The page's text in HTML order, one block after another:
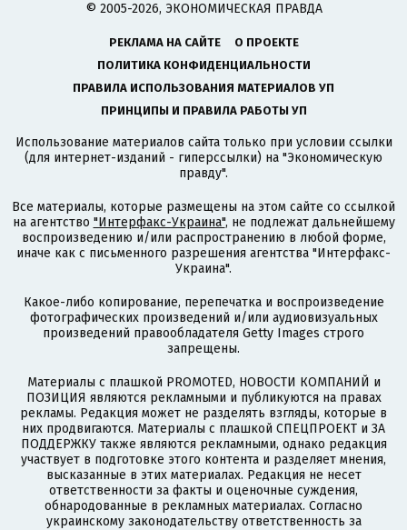
© 2005-2026, ЭКОНОМИЧЕСКАЯ ПРАВДА
РЕКЛАМА НА САЙТЕ
О ПРОЕКТЕ
ПОЛИТИКА КОНФИДЕНЦИАЛЬНОСТИ
ПРАВИЛА ИСПОЛЬЗОВАНИЯ МАТЕРИАЛОВ УП
ПРИНЦИПЫ И ПРАВИЛА РАБОТЫ УП
Использование материалов сайта только при условии ссылки
(для интернет-изданий - гиперссылки) на "Экономическую
правду".
Все материалы, которые размещены на этом сайте со ссылкой
на агентство "Интерфакс-Украина", не подлежат дальнейшему
воспроизведению и/или распространению в любой форме,
иначе как с письменного разрешения агентства "Интерфакс-
Украина".
Какое-либо копирование, перепечатка и воспроизведение
фотографических произведений и/или аудиовизуальных
произведений правообладателя Getty Images строго
запрещены.
Материалы с плашкой PROMOTED, НОВОСТИ КОМПАНИЙ и
ПОЗИЦИЯ являются рекламными и публикуются на правах
рекламы. Редакция может не разделять взгляды, которые в
них продвигаются. Материалы с плашкой СПЕЦПРОЕКТ и ЗА
ПОДДЕРЖКУ также являются рекламными, однако редакция
участвует в подготовке этого контента и разделяет мнения,
высказанные в этих материалах. Редакция не несет
ответственности за факты и оценочные суждения,
обнародованные в рекламных материалах. Согласно
украинскому законодательству ответственность за